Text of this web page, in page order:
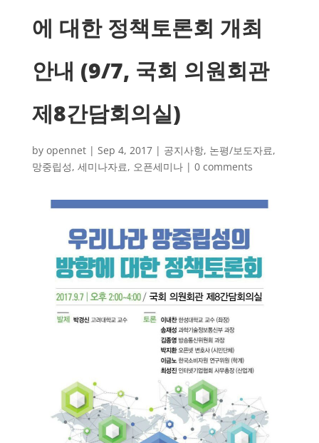
에 대한 정책토론회 개최
안내 (9/7, 국회 의원회관
제8간담회의실)
by opennet| Sep 4, 2017| 공지사항, 논평/보도자료,
망중립성, 세미나자료, 오픈세미나| 0 comments